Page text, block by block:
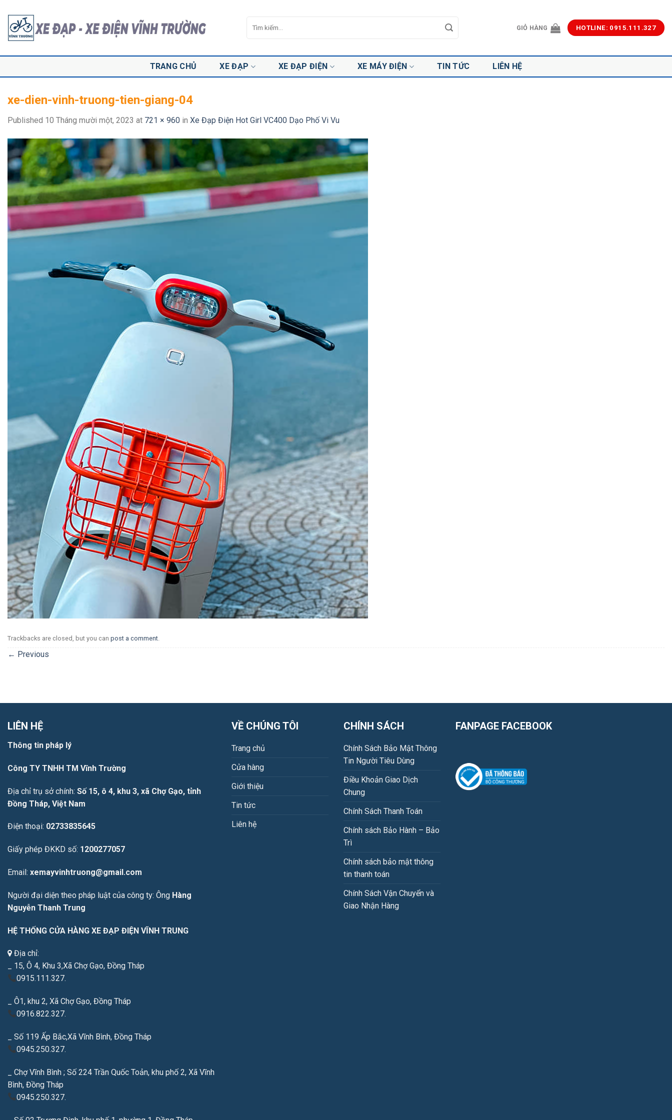
content
kiếm:
GIỎ HÀNG HOTLINE: 0915.111.327
TRANG CHỦ XE ĐẠP XE ĐẠP ĐIỆN XE MÁY ĐIỆN TIN TỨC LIÊN HỆ
xe-dien-vinh-truong-tien-giang-04
Published 10 Tháng mười một, 2023 at 721 × 960 in Xe Đạp Điện Hot Girl VC400 Dạo Phố Vi Vu
Trackbacks are closed, but you can post a comment.
← Previous
LIÊN HỆ
Thông tin pháp lý
Công TY TNHH TM Vĩnh Trường
Địa chỉ trụ sở chính: Số 15, ô 4, khu 3, xã Chợ Gạo, tỉnh
Đồng Tháp, Việt Nam
Điện thoại: 02733835645
Giấy phép ĐKKD số: 1200277057
Email: xemayvinhtruong@gmail.com
Người đại diện theo pháp luật của công ty: Ông Hàng
Nguyễn Thanh Trung
HỆ THỐNG CỬA HÀNG XE ĐẠP ĐIỆN VĨNH TRUNG
Địa chỉ:
_ 15, Ô 4, Khu 3,Xã Chợ Gạo, Đồng Tháp
0915.111.327.
_ Ô1, khu 2, Xã Chợ Gạo, Đồng Tháp
0916.822.327.
_ Số 119 Ấp Bắc,Xã Vĩnh Bình, Đồng Tháp
0945.250.327.
_ Chợ Vĩnh Bình ; Số 224 Trần Quốc Toản, khu phố 2, Xã Vĩnh
Bình, Đồng Tháp
0945.250.327.
VỀ CHÚNG TÔI
Trang chủ
Cửa hàng
Giới thiệu
Tin tức
Liên hệ
CHÍNH SÁCH
Chính Sách Bảo Mật Thông
Tin Người Tiêu Dùng
Điều Khoản Giao Dịch
Chung
Chính Sách Thanh Toán
Chính sách Bảo Hành – Bảo
Trì
Chính sách bảo mật thông
tin thanh toán
Chính Sách Vận Chuyển và
Giao Nhận Hàng
FANPAGE FACEBOOK